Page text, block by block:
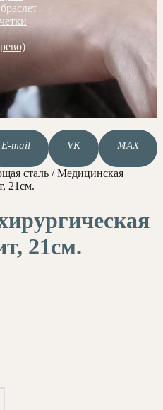
E-mail VK MAX
сталь /Медицинская
21см.
21см.